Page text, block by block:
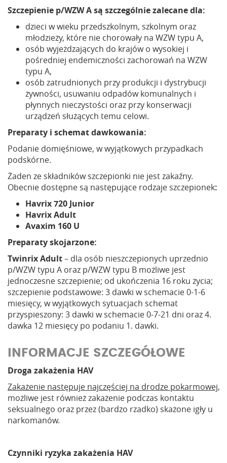
Szczepienie p/WZW A są szczególnie zalecane dla:
dzieci w wieku przedszkolnym, szkolnym oraz
młodzieży, które nie chorowały na WZW typu A,
osób wyjeżdzających do krajów o wysokiej i
pośredniej endemiczności zachorowań na WZW
typu A,
osób zatrudnionych przy produkcji i dystrybucji
żywności, usuwaniu odpadów komunalnych i
płynnych nieczystości oraz przy konserwacji
urządzeń służących temu celowi.
Preparaty i schemat dawkowania:
Podanie domięśniowe, w wyjątkowych przypadkach
podskórne.
Żaden ze składników szczepionki nie jest zakaźny.
Obecnie dostępne są następujące rodzaje szczepionek:
Havrix 720 Junior
Havrix Adult
Avaxim 160 U
Preparaty skojarzone:
Twinrix Adult– dla osób nieszczepionych uprzednio
p/WZW typu A oraz p/WZW typu B możliwe jest
jednoczesne szczepienie; od ukończenia 16 roku życia;
szczepienie podstawowe: 3 dawki w schemacie 0-1-6
miesięcy, w wyjątkowych sytuacjach schemat
przyspieszony: 3 dawki w schemacie 0-7-21 dni oraz 4.
dawka 12 miesięcy po podaniu 1. dawki.
INFORMACJE SZCZEGÓŁOWE
Droga zakażenia HAV
Zakażenie następuje najczęściej na drodze pokarmowej,
możliwe jest również zakażenie podczas kontaktu
seksualnego oraz przez (bardzo rzadko) skażone igły u
narkomanów.
Czynniki ryzyka zakażenia HAV